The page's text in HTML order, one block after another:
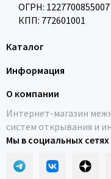
ОГРН: 1227700855007
КПП: 772601001
Каталог
Информация
О компании
Интернет-магазин
систем открывания и
Мы в социальных сетях